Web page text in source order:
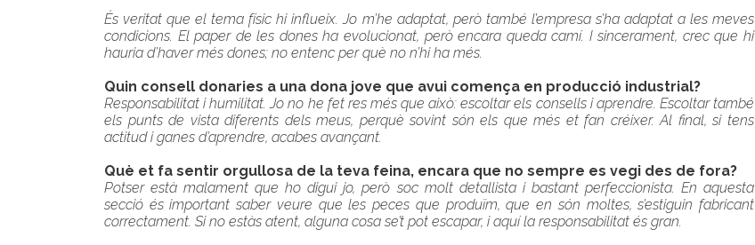
És veritat que el tema físic hi influeix. Jo m’he adaptat, però també l’empresa s’ha adaptat a les meves
condicions. El paper de les dones ha evolucionat, però encara queda camí. I sincerament, crec que hi
hauria d’haver més dones; no entenc per què no n’hi ha més.
Quin consell donaries a una dona jove que avui comença en producció industrial?
Responsabilitat i humilitat. Jo no he fet res més que això: escoltar els consells i aprendre. Escoltar també
els punts de vista diferents dels meus, perquè sovint són els que més et fan créixer. Al final, si tens
actitud i ganes d’aprendre, acabes avançant.
Què et fa sentir orgullosa de la teva feina, encara que no sempre es vegi des de fora?
Potser està malament que ho digui jo, però soc molt detallista i bastant perfeccionista. En aquesta
secció és important saber veure que les peces que produïm, que en són moltes, s’estiguin fabricant
correctament. Si no estàs atent, alguna cosa se’t pot escapar, i aquí la responsabilitat és gran.